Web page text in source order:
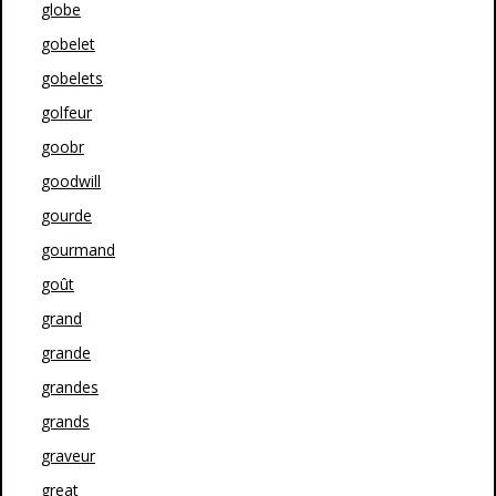
globe
gobelet
gobelets
golfeur
goobr
goodwill
gourde
gourmand
goût
grand
grande
grandes
grands
graveur
great